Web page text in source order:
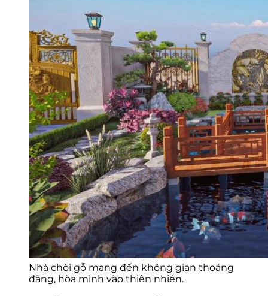
Nhà chòi gỗ mang đến không gian thoáng
đãng, hòa mình vào thiên nhiên.